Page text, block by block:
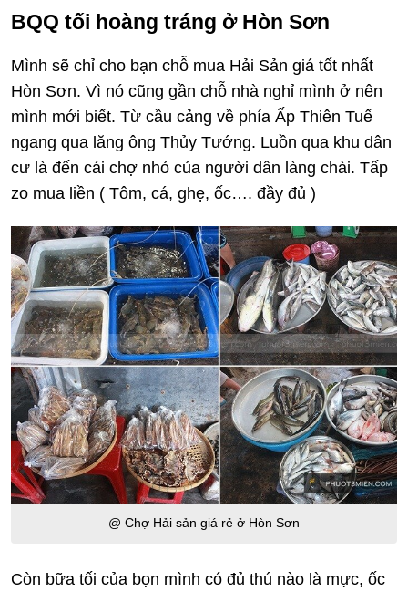
BQQ tối hoàng tráng ở Hòn Sơn
Mình sẽ chỉ cho bạn chỗ mua Hải Sản giá tốt nhất
Hòn Sơn. Vì nó cũng gần chỗ nhà nghỉ mình ở nên
mình mới biết. Từ cầu cảng về phía Ấp Thiên Tuế
ngang qua lăng ông Thủy Tướng. Luồn qua khu dân
cư là đến cái chợ nhỏ của người dân làng chài. Tấp
zo mua liền ( Tôm, cá, ghẹ, ốc…. đầy đủ )
@ Chợ Hải sản giá rẻ ở Hòn Sơn
Còn bữa tối của bọn mình có đủ thú nào là mực, ốc